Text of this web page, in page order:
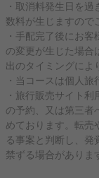
・取消料発生日を
数料が生じますので
・手配完了後にお
の変更が生じた場合
出のタイミングによ
・当コースは個人旅
・旅行販売サイト
の予約、又は第三者
めております。転売
る事案と判断し、発
禁ずる場合がありま